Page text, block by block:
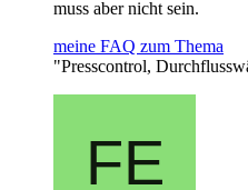
muss aber nicht sein.
meine FAQ zum Thema
"Presscontrol,